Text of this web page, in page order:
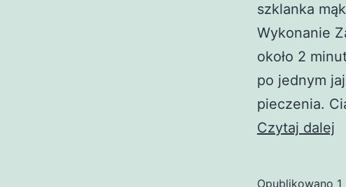
szklanka
Wykonanie
około 2
po jednym
pieczenia.
Czytaj dalej
Opublikowano